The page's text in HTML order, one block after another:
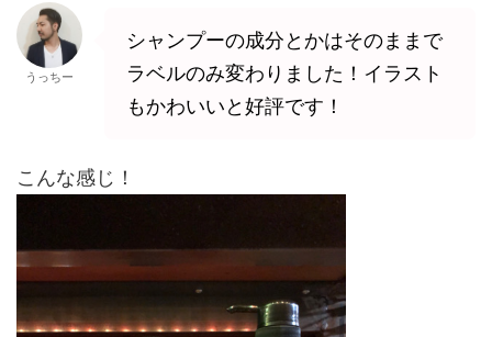
うっちー
シャンプーの成分とかはそのままで
ラベルのみ変わりました！イラスト
もかわいいと好評です！
こんな感じ！